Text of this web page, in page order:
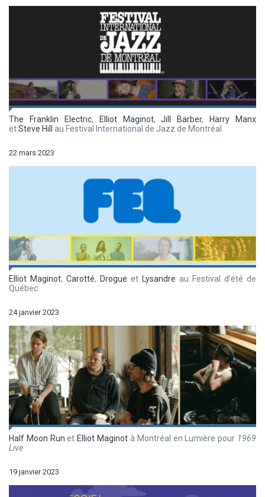
The Franklin Electric, Elliot Maginot,Jill Barber,
Harry Manx
etSteve Hill au Festival International de Jazz de Montréal
22 mars 2023
Elliot Maginot, Carotté, Drogue et Lysandre au Festival d'été de
Québec
24 janvier 2023
Half Moon Run et Elliot Maginot à Montréal en Lumière pour 1969
Live
19 janvier 2023